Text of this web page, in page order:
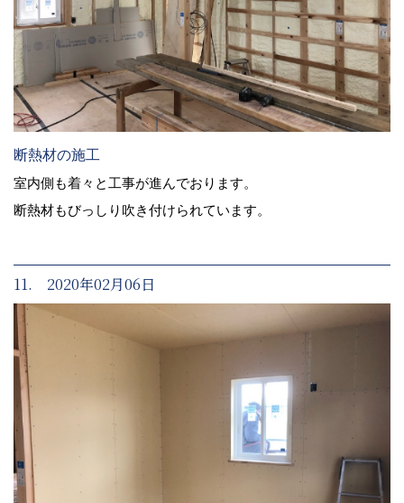
断熱材の施工
室内側も着々と工事が進んでおります。
断熱材もびっしり吹き付けられています。
11. 2020年02月06日